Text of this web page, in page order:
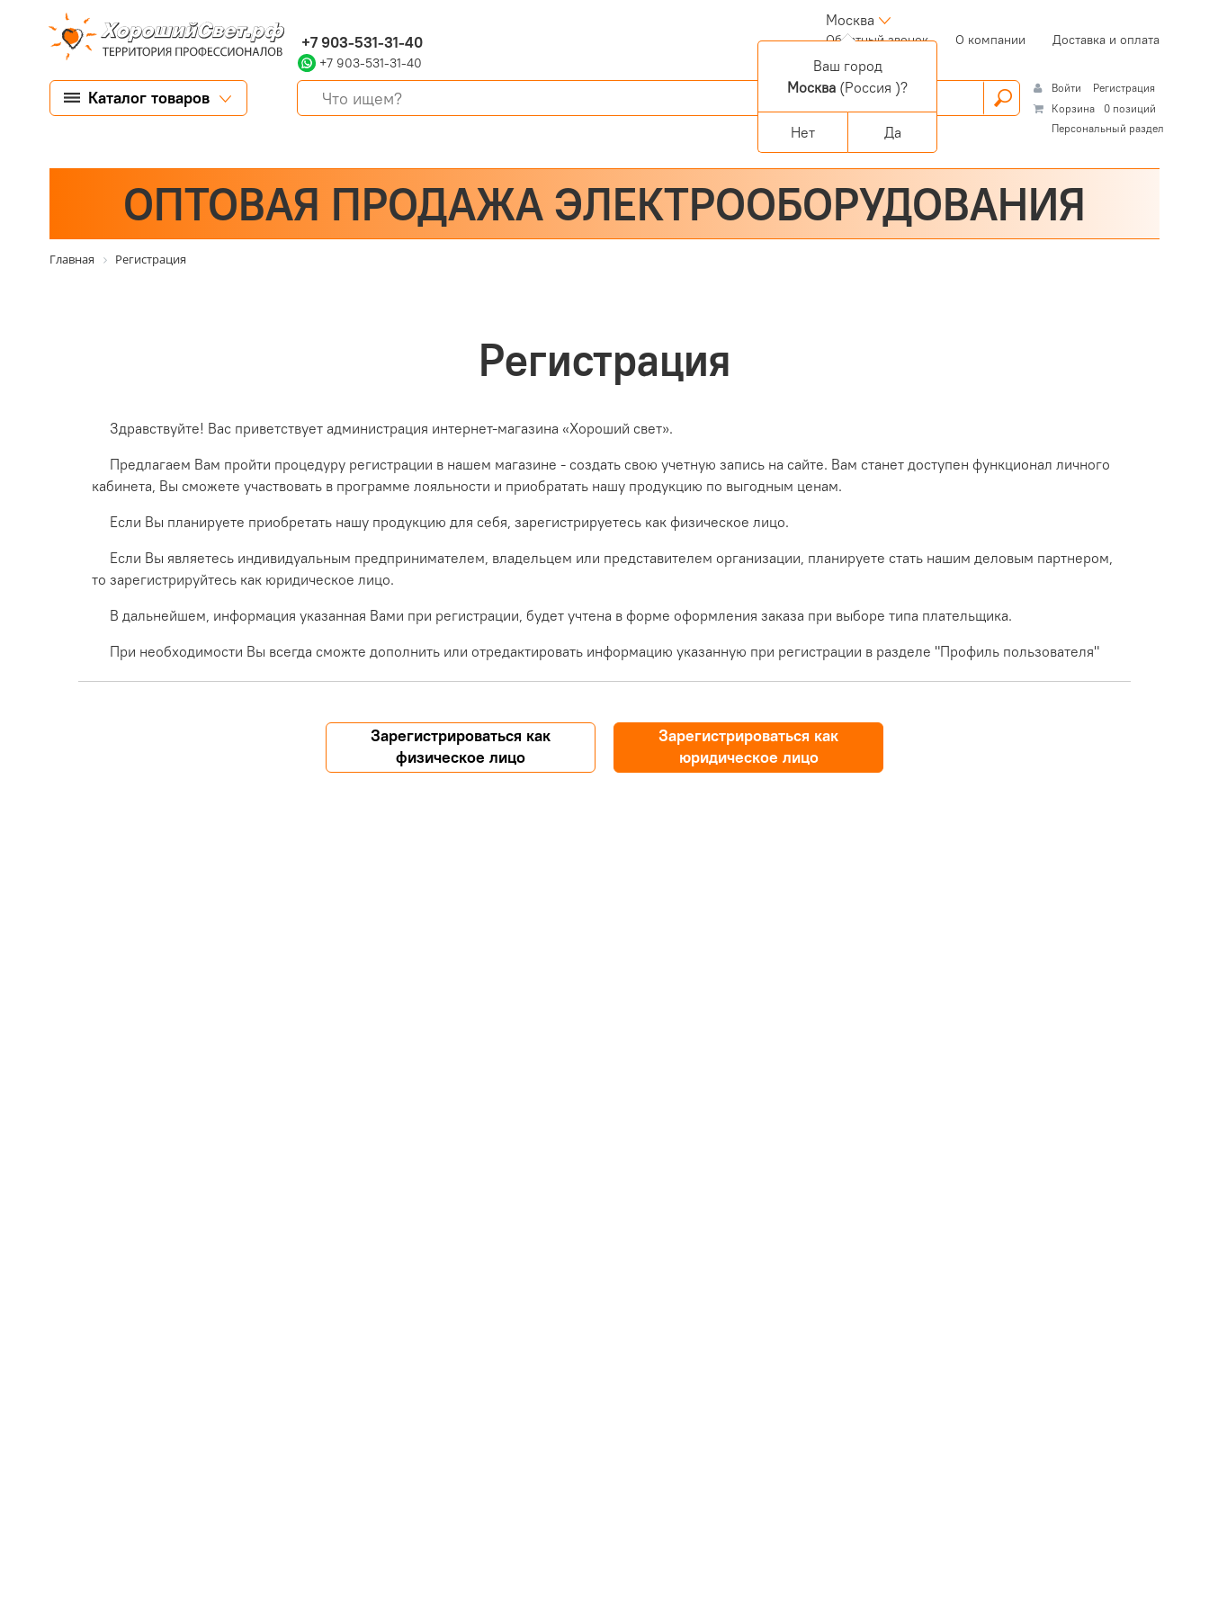
+7 903-531-31-40
+7 903-531-31-40
Москва
Обратный звонок(current)О компании Доставка и оплата
Каталог товаров Войти
Регистрация
Корзина
0 позиций
Персональный раздел
ОПТОВАЯ ПРОДАЖА ЭЛЕКТРООБОРУДОВАНИЯ
Главная Регистрация
Регистрация
Здравствуйте! Вас приветствует администрация интернет-магазина «Хороший свет».
Предлагаем Вам пройти процедуру регистрации в нашем магазине - создать свою учетную запись на сайте. Вам станет доступен функционал личного
кабинета, Вы сможете участвовать в программе лояльности и приобратать нашу продукцию по выгодным ценам.
Если Вы планируете приобретать нашу продукцию для себя, зарегистрируетесь как физическое лицо.
Если Вы являетесь индивидуальным предпринимателем, владельцем или представителем организации, планируете стать нашим деловым партнером,
то зарегистрируйтесь как юридическое лицо.
В дальнейшем, информация указанная Вами при регистрации, будет учтена в форме оформления заказа при выборе типа плательщика.
При необходимости Вы всегда сможте дополнить или отредактировать информацию указанную при регистрации в разделе "Профиль пользователя"
Зарегистрироваться как
физическое лицо
Зарегистрироваться как
юридическое лицо
Ваш город
Москва (Россия )?
Нет Да